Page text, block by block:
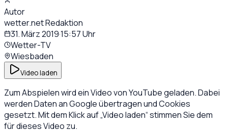
Autor
wetter.net Redaktion
31. März 2019·15:57Uhr
Wetter-TV
Wiesbaden
Video laden
Zum Abspielen wird ein Video von YouTube geladen. Dabei
werden Daten an Google übertragen und Cookies
gesetzt. Mit dem Klick auf „Video laden“ stimmen Sie dem
für dieses Video zu.